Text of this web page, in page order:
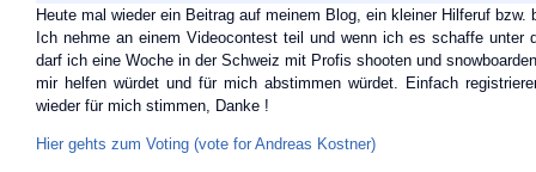
Heute mal wieder ein Beitrag auf meinem Blog, ein kleiner Hilferuf bzw.
Ich nehme an einem Videocontest teil und wenn ich es schaffe unter
darf ich eine Woche in der Schweiz mit Profis shooten und
mir helfen würdet und für mich abstimmen würdet. Einfach
wieder für mich stimmen, Danke !
Hier gehts zum Voting (vote for Andreas Kostner)